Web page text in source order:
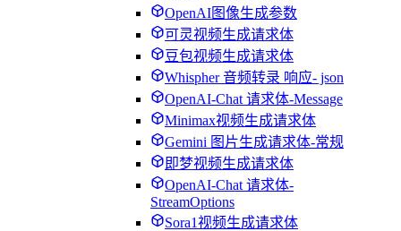
OpenAI图像生成参数
可灵视频生成请求体
豆包视频生成请求体
Whispher 音频转录 响应- json
OpenAI-Chat 请求体-Message
Minimax视频生成请求体
Gemini 图片生成请求体-常规
即梦视频生成请求体
OpenAI-Chat 请求体-
StreamOptions
Sora1视频生成请求体